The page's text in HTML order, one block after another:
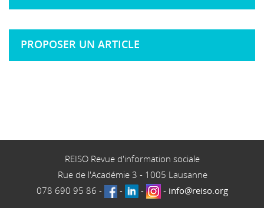
PROPOSER UN ARTICLE
REISO Revue d'information sociale
Rue de l'Académie 3 - 1005 Lausanne
078 690 95 86 - - - - info@reiso.org